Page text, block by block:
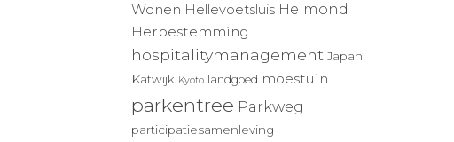
Wonen Hellevoetsluis Helmond
Herbestemming
hospitalitymanagement Japan
Katwijk Kyoto landgoed moestuin
parkentree Parkweg
participatiesamenleving